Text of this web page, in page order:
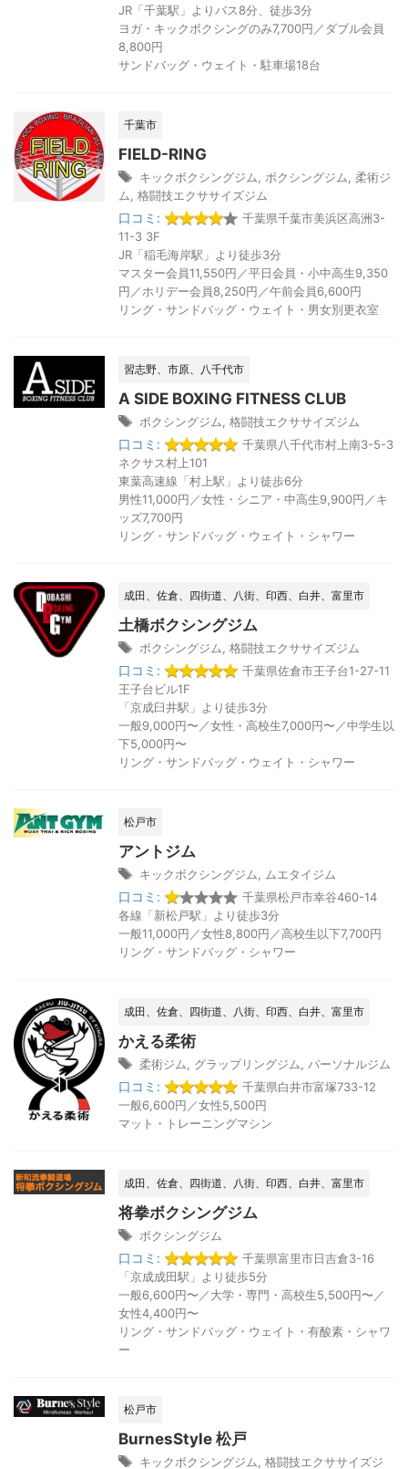
JR「千葉駅」よりバス8分、徒歩3分
ヨガ・キックボクシングのみ7,700円／ダブル会員
8,800円
サンドバッグ・ウェイト・駐車場18台
千葉市
FIELD-RING
キックボクシングジム ボクシングジム
柔術ジ
ム
格闘技エクササイズジム
口コミ:
千葉県千葉市美浜区高洲3-
11-3 3F
JR「稲毛海岸駅」より徒歩3分
マスター会員11,550円／平日会員・小中高生9,350
円／ホリデー会員8,250円／午前会員6,600円
リング・サンドバッグ・ウェイト・男女別更衣室
習志野、市原、八千代市
A SIDE BOXING FITNESS CLUB
ボクシングジム 格闘技エクササイズジム
口コミ:
千葉県八千代市村上南3-5-3
ネクサス村上101
東葉高速線「村上駅」より徒歩6分
男性11,000円／女性・シニア・中高生9,900円／キ
ッズ7,700円
リング・サンドバッグ・ウェイト・シャワー
成田、佐倉、四街道、八街、印西、白井、富里市
土橋ボクシングジム
ボクシングジム 格闘技エクササイズジム
口コミ:
千葉県佐倉市王子台1-27-11
王子台ビル1F
「京成臼井駅」より徒歩3分
一般9,000円〜／女性・高校生7,000円〜／中学生以
下5,000円〜
リング・サンドバッグ・ウェイト・シャワー
松戸市
アントジム
キックボクシングジム ムエタイジム
口コミ:
千葉県松戸市幸谷460-14
各線「新松戸駅」より徒歩3分
一般11,000円／女性8,800円／高校生以下7,700円
リング・サンドバッグ・シャワー
成田、佐倉、四街道、八街、印西、白井、富里市
かえる柔術
柔術ジム グラップリングジム パーソナルジム
口コミ:
千葉県白井市富塚733-12
一般6,600円／女性5,500円
マット・トレーニングマシン
成田、佐倉、四街道、八街、印西、白井、富里市
将拳ボクシングジム
ボクシングジム
口コミ:
千葉県富里市日吉倉3-16
「京成成田駅」より徒歩5分
一般6,600円〜／大学・専門・高校生5,500円〜／
女性4,400円〜
リング・サンドバッグ・ウェイト・有酸素・シャワ
ー
松戸市
BurnesStyle 松戸
キックボクシングジム 格闘技エクササイズジ